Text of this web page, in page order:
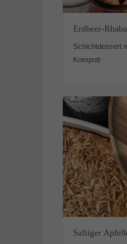
Erdbeer-
Schichtdessert
Kompott
Saftiger